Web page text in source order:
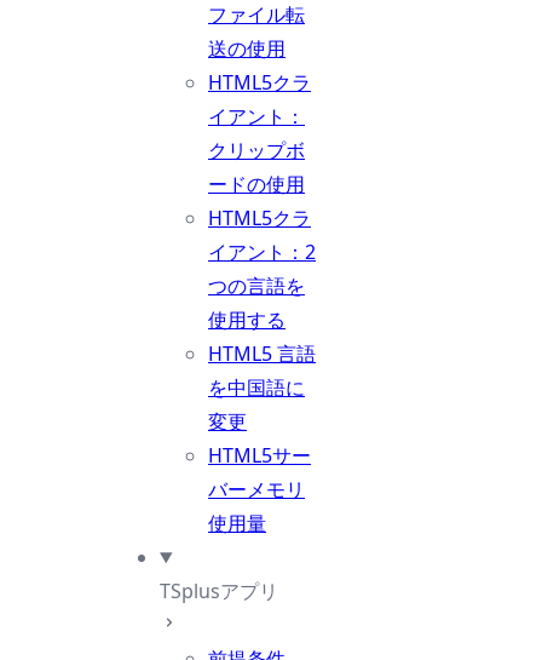
ファイル転
送の使用
HTML5クラ
イアント：
クリップボ
ードの使用
HTML5クラ
イアント：2
つの言語を
使用する
HTML5 言語
を中国語に
変更
HTML5サー
バーメモリ
使用量
TSplusアプリ